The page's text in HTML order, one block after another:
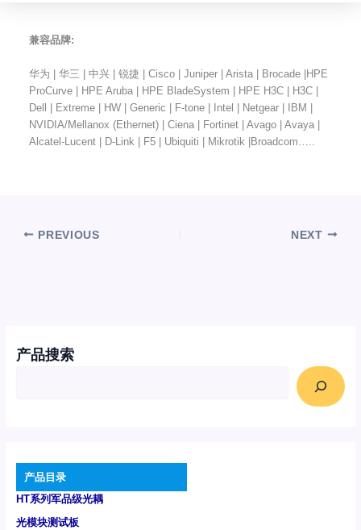
产品搜索
产品目录
HT系列军品级光耦
光模块测试板
兼容品牌:
华为 | 华三 | 中兴 | 锐捷 | Cisco | Juniper | Arista | Brocade |HPE
ProCurve | HPE Aruba | HPE BladeSystem | HPE H3C | H3C |
Dell | Extreme | HW | Generic | F-tone | Intel | Netgear | IBM |
NVIDIA/Mellanox (Ethernet) | Ciena | Fortinet | Avago | Avaya |
Alcatel-Lucent | D-Link | F5 | Ubiquiti | Mikrotik |Broadcom…..
PREVIOUS NEXT